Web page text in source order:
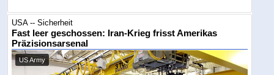
USA -- Sicherheit
Fast leer geschossen: Iran-Krieg frisst Amerikas
Präzisionsarsenal
US Army